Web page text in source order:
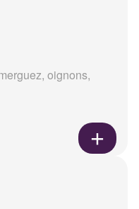
oignons,